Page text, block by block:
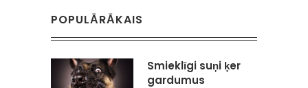
POPULĀRĀKAIS
Smieklīgi suņi ķer
gardumus